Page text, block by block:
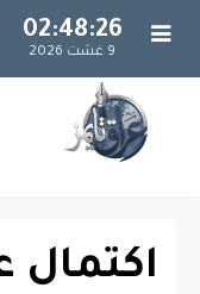
02:48:27
9 غشت 2026
اكتمال